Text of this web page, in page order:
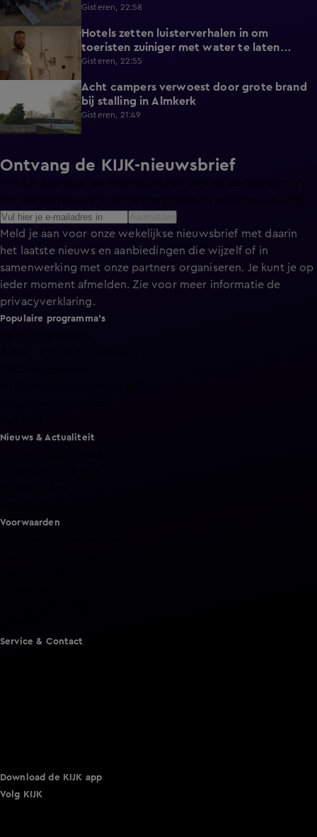
Gisteren, 22:58
2:15
Hotels zetten luisterverhalen in om
toeristen zuiniger met water te laten
omgaan
Gisteren, 22:55
Acht campers verwoest door grote brand
bij stalling in Almkerk
Gisteren, 21:49
Ontvang de KIJK-nieuwsbrief
Meld je aan voor onze wekelijkse nieuwsbrief met daarin
het laatste nieuws en aanbiedingen die wijzelf of in
samenwerking met onze partners organiseren. Je kunt je op
ieder moment afmelden. Zie voor meer informatie de
privacyverklaring.
Populaire programma's
Nieuws & Actualiteit
Voorwaarden
Service & Contact
Download de KIJK app
Volg KIJK